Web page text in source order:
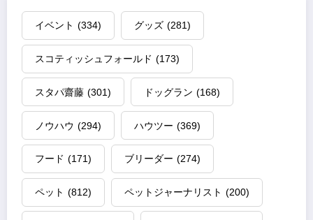
ジ
送
り
イベント (334) グッズ (281)
スコティッシュフォールド (173)
スタパ齋藤 (301) ドッグラン (168)
ノウハウ (294) ハウツー (369)
フード (171) ブリーダー (274)
ペット (812) ペットジャーナリスト (200)